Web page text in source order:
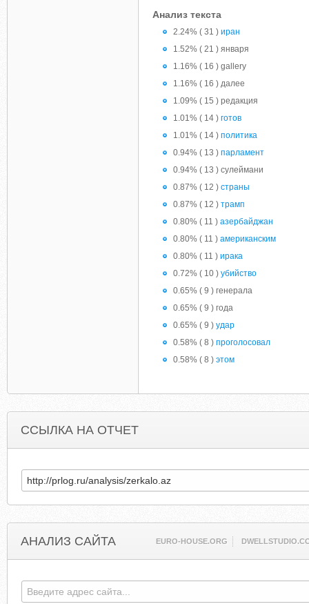
Анализ текста
2.24% ( 31 ) иран
1.52% ( 21 ) января
1.16% ( 16 ) gallery
1.16% ( 16 ) далее
1.09% ( 15 ) редакция
1.01% ( 14 ) готов
1.01% ( 14 ) политика
0.94% ( 13 ) парламент
0.94% ( 13 ) сулеймани
0.87% ( 12 ) страны
0.87% ( 12 ) трамп
0.80% ( 11 ) азербайджан
0.80% ( 11 ) американским
0.80% ( 11 ) ирака
0.72% ( 10 ) убийство
0.65% ( 9 ) генерала
0.65% ( 9 ) года
0.65% ( 9 ) удар
0.58% ( 8 ) проголосовал
0.58% ( 8 ) этом
ССЫЛКА НА ОТЧЕТ
АНАЛИЗ САЙТА EURO-HOUSE.ORG